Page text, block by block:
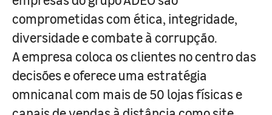
comprometidas com ética, integridade,
diversidade e combate à corrupção.
A empresa coloca os clientes no centro das
decisões e oferece uma estratégia
omnicanal com mais de 50 lojas físicas e